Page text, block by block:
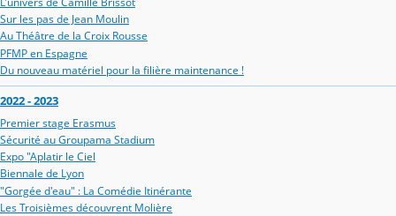
Sur les pas de Jean Moulin
Au Théâtre de la Croix Rousse
PFMP en Espagne
Du nouveau matériel pour la filière maintenance !
2022 - 2023
Premier stage Erasmus
Sécurité au Groupama Stadium
Expo "Aplatir le Ciel
Biennale de Lyon
"Gorgée d'eau" : La Comédie Itinérante
Les Troisièmes découvrent Molière